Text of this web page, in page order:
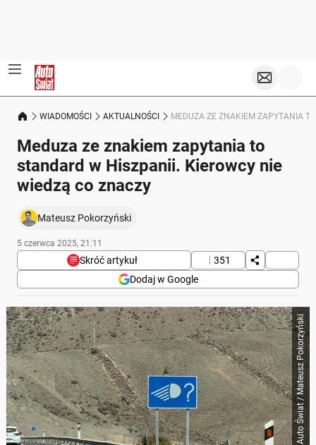
WIADOMOŚCI AKTUALNOŚCI MEDUZA ZE ZNAKIEM ZAPYTANIA
Meduza ze znakiem zapytania to
standard w Hiszpanii. Kierowcy nie
wiedzą co znaczy
Mateusz Pokorzyński
5 czerwca 2025, 21:11
Skróć artykuł
351
Dodaj w Google
Poniżej streszczenie artykułu:
Skrót przygotowany przez Onet Czat z AI, może zawierać błędy.
Znak S-24, nazywany "meduzą", informuje kierowców
w Hiszpanii o możliwości wyboru używania świateł
mijania.
Znak zapytania oznacza, że kierowcy mogą
zdecydować, czy chcą jechać na światłach mijania,
co zwiększa bezpieczeństwo.
Znak S-24 pojawia się zazwyczaj na końcu tuneli,
gdzie obowiązkowe jest używanie świateł mijania.
Auto Świat / Mateusz Pokorzyński